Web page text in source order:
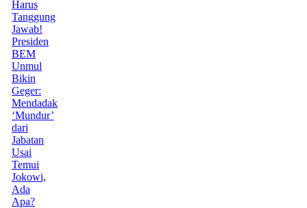
Harus
Tanggung
Jawab!
Presiden
BEM
Unmul
Bikin
Geger:
Mendadak
‘Mundur’
dari
Jabatan
Usai
Temui
Jokowi,
Ada
Apa?